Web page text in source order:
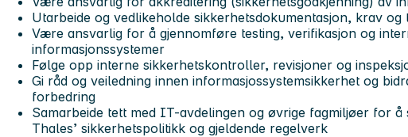
Utarbeide og vedlikeholde sikkerhetsdokumentasjon, krav og
Være ansvarlig for å gjennomføre testing, verifikasjon og
informasjonssystemer
Følge opp interne sikkerhetskontroller, revisjoner og
Gi råd og veiledning innen informasjossystemsikkerhet og
forbedring
Samarbeide tett med IT-avdelingen og øvrige fagmiljøer for
Thales’ sikkerhetspolitikk og gjeldende regelverk